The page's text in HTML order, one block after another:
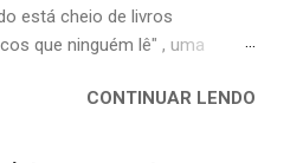
está cheio de livros
que ninguém lê" , uma
falamos de clássicos da
brasileiros, somos forçados
CONTINUAR LENDO